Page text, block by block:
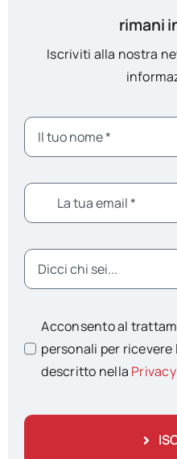
rimani
Iscriviti alla nostra
Acconsento al
personali per
descritto nella